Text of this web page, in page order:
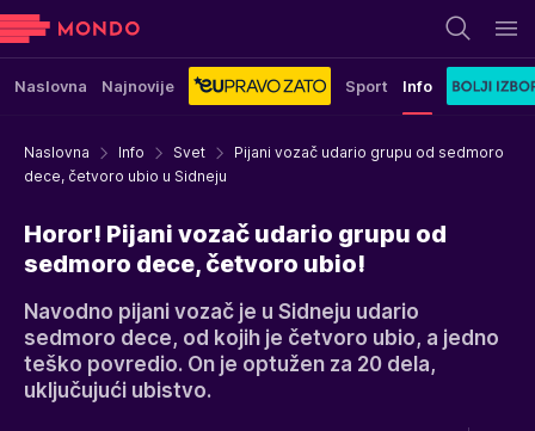
Naslovna Najnovije Sport Info
Naslovna Info Svet
Pijani vozač udario grupu od sedmoro
dece, četvoro ubio u Sidneju
Horor! Pijani vozač udario grupu od
sedmoro dece, četvoro ubio!
Navodno pijani vozač je u Sidneju udario
sedmoro dece, od kojih je četvoro ubio, a jedno
teško povredio. On je optužen za 20 dela,
uključujući ubistvo.